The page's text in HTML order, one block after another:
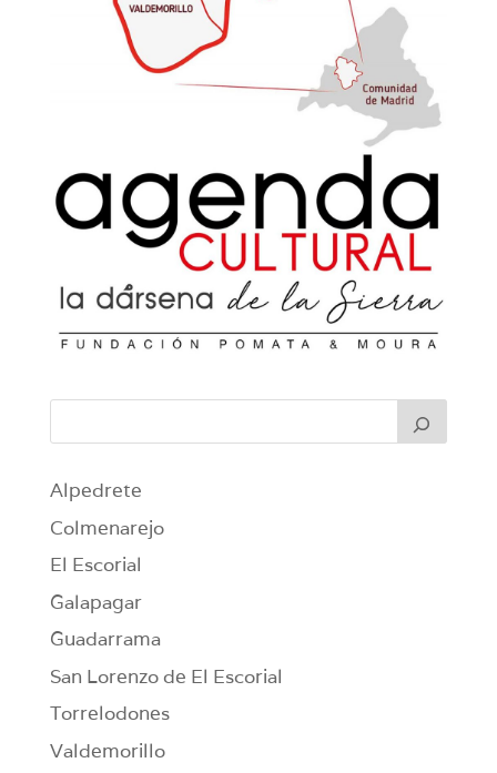
Alpedrete
Colmenarejo
El Escorial
Galapagar
Guadarrama
San Lorenzo de El Escorial
Torrelodones
Valdemorillo